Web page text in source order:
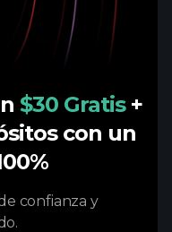
$30 Gratis +
con un
confianza y